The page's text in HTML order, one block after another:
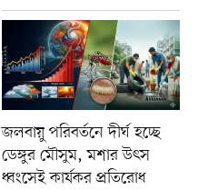
জলবায়ু পরিবর্তনে দীর্ঘ হচ্ছে
ডেঙ্গুর মৌসুম, মশার উৎস
ধ্বংসেই কার্যকর প্রতিরোধ